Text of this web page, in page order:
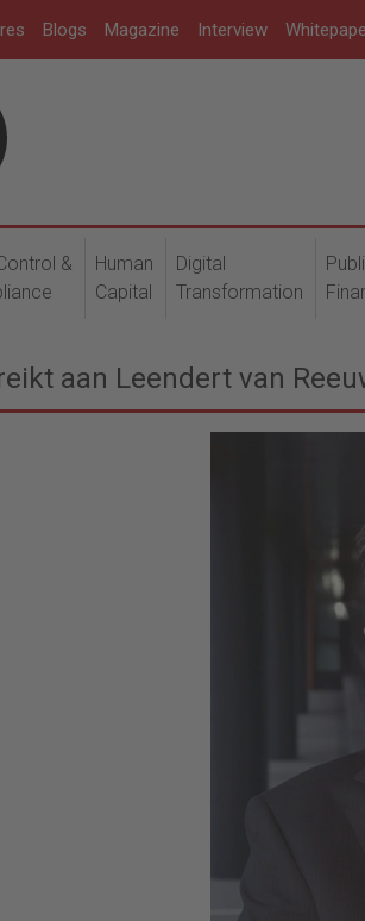
Blogs Magazine Interview
&
Human
Capital
Digital
Transformation
aan Leendert van